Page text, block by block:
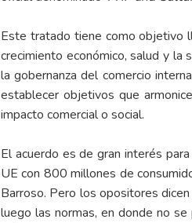
Este tratado tiene como objetivo
crecimiento económico, salud y la
la gobernanza del comercio
establecer objetivos que
impacto comercial o social.
El acuerdo es de gran interés
UE con 800 millones de
Barroso. Pero los opositores
luego las normas, en donde no